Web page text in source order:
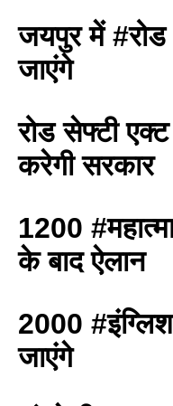
जयपुर में
जाएंगे
रोड सेफ्टी
करेगी सरकार
1200
के बाद ऐलान
2000
जाएंगे